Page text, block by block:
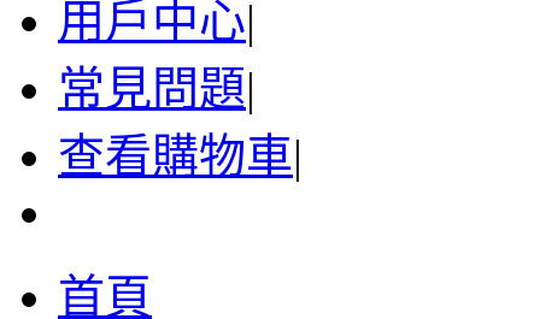
用戶中心|
常見問題|
查看購物車|
首頁